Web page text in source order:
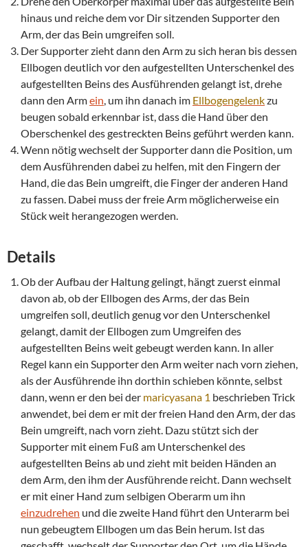
hinaus und reiche dem vor Dir sitzenden Supporter den
Arm, der das Bein umgreifen soll.
Der Supporter zieht dann den Arm zu sich heran bis dessen
Ellbogen deutlich vor den aufgestellten Unterschenkel des
aufgestellten Beins des Ausführenden gelangt ist, drehe
dann den Armein, um ihn danach im Ellbogengelenkzu
beugen sobald erkennbar ist, dass die Hand über den
Oberschenkel des gestreckten Beins geführt werden kann.
Wenn nötig wechselt der Supporter dann die Position, um
dem Ausführenden dabei zu helfen, mit den Fingern der
Hand, die das Bein umgreift, die Finger der anderen Hand
zu fassen. Dabei muss der freie Arm möglicherweise ein
Stück weit herangezogen werden.
Details
Ob der Aufbau der Haltung gelingt, hängt zuerst einmal
davon ab, ob der Ellbogen des Arms, der das Bein
umgreifen soll, deutlich genug vor den Unterschenkel
gelangt, damit der Ellbogen zum Umgreifen des
aufgestellten Beins weit gebeugt werden kann. In aller
Regel kann ein Supporter den Arm weiter nach vorn ziehen,
als der Ausführende ihn dorthin schieben könnte, selbst
dann, wenn er den bei der maricyasana 1 beschrieben Trick
anwendet, bei dem er mit der freien Hand den Arm, der das
Bein umgreift, nach vorn zieht. Dazu stützt sich der
Supporter mit einem Fuß am Unterschenkel des
aufgestellten Beins ab und zieht mit beiden Händen an
dem Arm, den ihm der Ausführende reicht. Dann wechselt
er mit einer Hand zum selbigen Oberarm um ihn
einzudrehen und die zweite Hand führt den Unterarm bei
nun gebeugtem Ellbogen um das Bein herum. Ist das